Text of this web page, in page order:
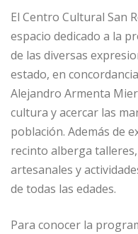
El Centro Cultural San
espacio dedicado a la
de las diversas
estado, en
Alejandro Armenta
cultura y acercar las
población. Además de
recinto alberga
artesanales y
de todas las edades.
Para conocer la